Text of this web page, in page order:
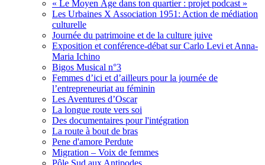
« Le Moyen Âge dans ton quartier : projet podcast »
Les Urbaines X Association 1951: Action de médiation
culturelle
Journée du patrimoine et de la culture juive
Exposition et conférence-débat sur Carlo Levi et Anna-
Maria Ichino
Bigos Musical n°3
Femmes d’ici et d’ailleurs pour la journée de
l’entrepreneuriat au féminin
Les Aventures d’Oscar
La longue route vers soi
Des documentaires pour l'intégration
La route à bout de bras
Pene d'amore Perdute
Migration – Voix de femmes
Pôle Sud aux Antipodes